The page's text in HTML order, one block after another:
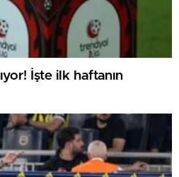
İşte ilk haftanın